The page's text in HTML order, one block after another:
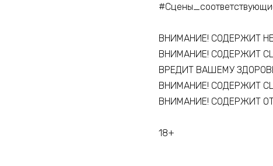
ВНИМАНИЕ! СОДЕРЖИТ
ВНИМАНИЕ! СОДЕРЖИТ
ВРЕДИТ ВАШЕМУ
ВНИМАНИЕ! СОДЕРЖИТ
ВНИМАНИЕ! СОДЕРЖИТ
18+